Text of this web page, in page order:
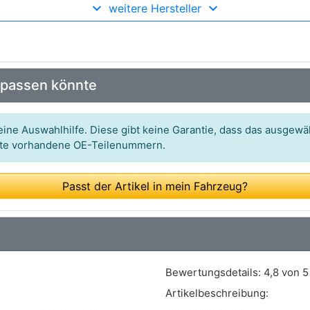
Art.-Nr.: 214 533 0017
Art.-Nr.: 91066700
Art.-Nr.: 10990.114.0
Art.-Nr.: V22-0060
Art.-Nr.: 03.0137-4004
Art.-Nr.: 376.05 MZ
Art.-Nr.: 5187449
Art.-Nr.: KR 215
weitere Hersteller
könnte
Auswahlhilfe. Diese gibt keine Garantie, dass das
vorhandene OE-Teilenummern.
Passt der Artikel in mein Fahrzeug?
Bewertungsdetails: 4,8 von 5
Artikelbeschreibung: